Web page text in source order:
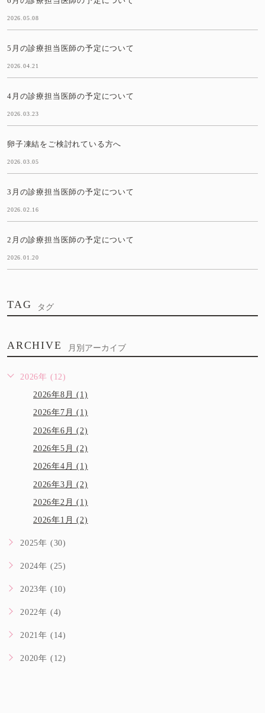
2026.05.08
5月の診療担当医師の予定について
2026.04.21
4月の診療担当医師の予定について
2026.03.23
卵子凍結をご検討れている方へ
2026.03.05
3月の診療担当医師の予定について
2026.02.16
2月の診療担当医師の予定について
2026.01.20
TAG タグ
ARCHIVE 月別アーカイブ
2026年 (12)
2026年8月 (1)
2026年7月 (1)
2026年6月 (2)
2026年5月 (2)
2026年4月 (1)
2026年3月 (2)
2026年2月 (1)
2026年1月 (2)
2025年 (30)
2024年 (25)
2023年 (10)
2022年 (4)
2021年 (14)
2020年 (12)